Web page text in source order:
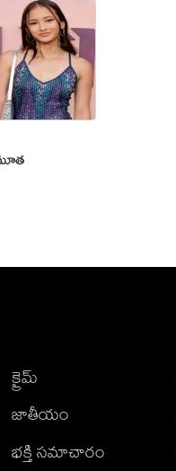
క్రైమ్
జాతీయం
భక్తి సమాచారం